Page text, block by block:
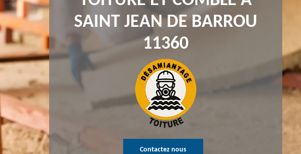
SAINT JEAN DE BARROU
11360
Contactez nous